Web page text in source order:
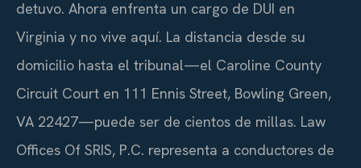
detuvo. Ahora enfrenta un cargo de DUI en
Virginia y no vive aquí. La distancia desde su
domicilio hasta el tribunal—el Caroline County
Circuit Court en 111 Ennis Street, Bowling Green,
VA 22427—puede ser de cientos de millas. Law
Offices Of SRIS, P.C. representa a conductores de